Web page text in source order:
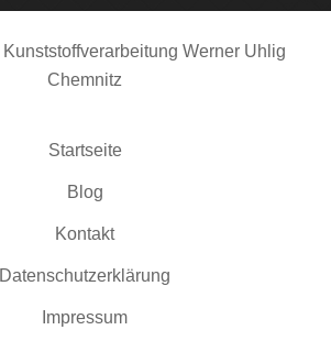
Kunststoffverarbeitung Werner Uhlig
Chemnitz
Startseite
Blog
Kontakt
Datenschutzerklärung
Impressum